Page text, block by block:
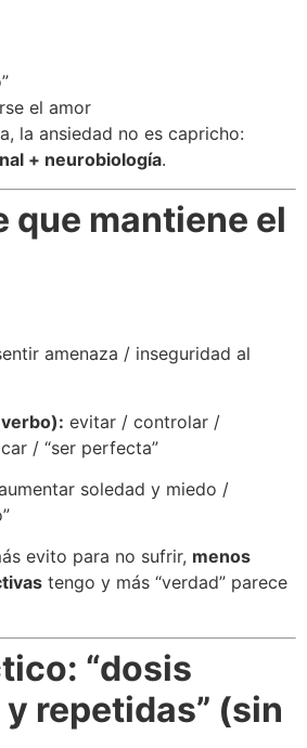
el amor
la ansiedad no es capricho:
+ neurobiología.
que mantiene el
amenaza / inseguridad al
evitar / controlar /
/ “ser perfecta”
soledad y miedo /
evito para no sufrir, menos
tengo y más “verdad” parece
“dosis
repetidas” (sin